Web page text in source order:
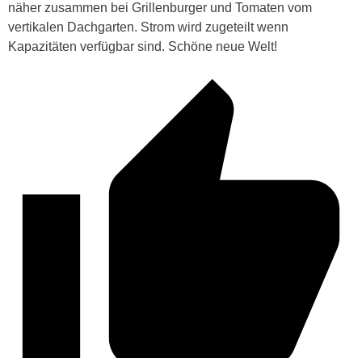
näher zusammen bei Grillenburger und Tomaten vom
vertikalen Dachgarten. Strom wird zugeteilt wenn
Kapazitäten verfügbar sind. Schöne neue Welt!